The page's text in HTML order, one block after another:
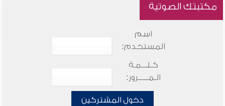
مكتبتك الصوتية
اسم
المستخدم:
كـلـــمـة
الـمـــــرور:
دخول المشتركين